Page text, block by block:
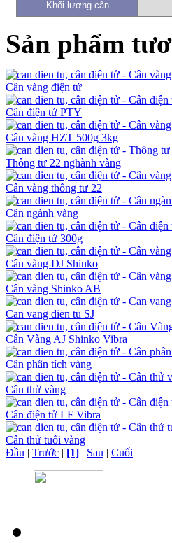
Khối lượng cân
Sản phẩm
Cân vàng điện tử
Cân điện tử PTY
Cân vàng HZT 500g 3kg
Thông tư 22 nghành vàng
Cân vàng thông tư 22
Cân ngành vàng
Cân điện tử 300g
Cân vàng DJ Shinko
Cân vàng Shinko AB
Can vang dien tu SJ
Cân Vàng AJ Shinko Vibra
Cân phân tích vàng
Cân thử vàng
Cân điện tử LF Vibra
Cân thử tuổi vàng
Đầu | Trước | [1] | Sau | Cuối